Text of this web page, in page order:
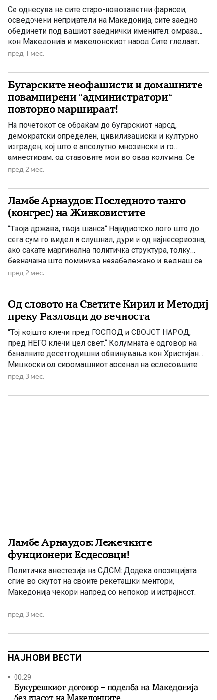
Се однесува на сите старо-новозаветни фарисеи,
осведочени непријатели на Македонија, сите заедно
обединети под вашиот заеднички именител: омраза
кон Македонија и македонскиот народ Сите гледаат,
само вие сте заслепени. Народот слуша добро, вие
недоветни. Не ги сакате своите, а од нив барате
милост… Сè на сè, […]
пред 1 мес.
Бугарските неофашисти и домашните
повампирени “администратори“
повторно маршираат!
На почетокот се обраќам до бугарскиот народ,
демократски определен, цивилизациски и културно
изграден, кој што е апсолутно мнозински и го
амнестирам, од ставовите мои во оваа колумна. Се
однесуваат само на оние најрадикални елементи, што
време традиционалните пријателски и добрососедски
односи ги држат статус кво во времето […]
пред 2 мес.
Ламбе Арнаудов: Последното танго
(конгрес) на Живковистите
“Твоја држава, твоја шанса“ Најидиотско лого што до
сега сум го видел и слушнал, дури и од најнесериозна,
ако сакате маргинална политичка структура, толку
безначајна што поминува незабележано и веднаш се
заборава. А, токму тука лежи незгаснатата жед за
нив. Државата, односно она […]
пред 2 мес.
Од словото на Светите Кирил и Методиј
преку Разловци до вечноста
“Тој којшто клечи пред ГОСПОД и СВОЈОТ НАРОД,
пред НЕГО клечи цел свет.“ Колумната е одговор на
баналните десетгодишни обвинувања кон Христијан
Мицкоски од сиромашниот арсенал на есдесовците
полн со глупости, но и јасна содржина и чисти пораки
запраша: Каква врска има словото на Светите браќа
пред 3 мес.
Ламбе Арнаудов: Лежечките
фунционери Есдесовци!
Политичка анестезија на СДСМ: Додека опозицијата
спие во скутот на своите рекеташки ментори,
Македонија чекори напред со непокор и истрајност.
пред 3 мес.
НАЈНОВИ ВЕСТИ
00:29
Букурешкиот договор – поделба на Македонија
без гласот на Македонците